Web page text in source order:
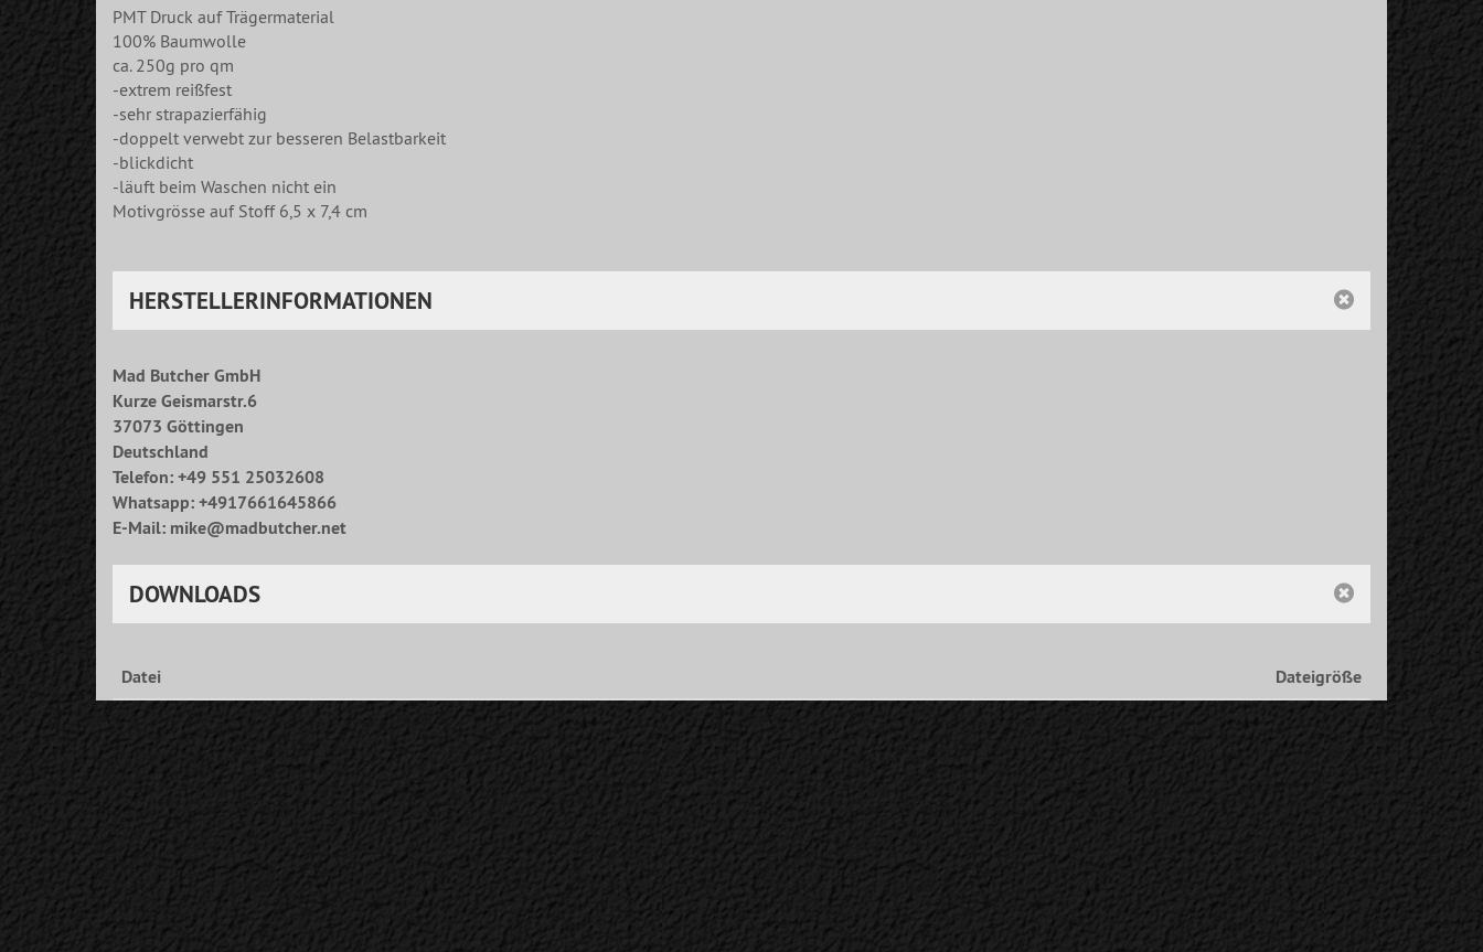
PMT Druck auf Trägermaterial
100% Baumwolle
ca. 250g pro qm
-extrem reißfest
-sehr strapazierfähig
-doppelt verwebt zur besseren Belastbarkeit
-blickdicht
-läuft beim Waschen nicht ein
Motivgrösse auf Stoff 6,5 x 7,4 cm
HERSTELLERINFORMATIONEN
Mad Butcher GmbH
Kurze Geismarstr.6
37073 Göttingen
Deutschland
Telefon: +49 551 25032608
Whatsapp: +4917661645866
E-Mail: mike@madbutcher.net
DOWNLOADS
Datei Dateigröße